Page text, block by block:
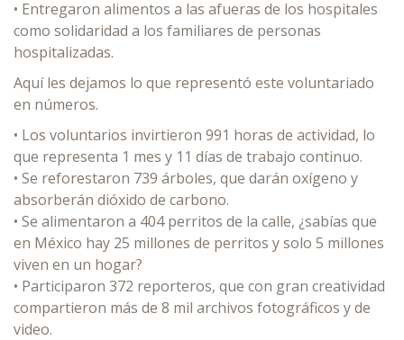
• Entregaron alimentos a las afueras de los hospitales
como solidaridad a los familiares de personas
hospitalizadas.
Aquí les dejamos lo que representó este voluntariado
en números.
• Los voluntarios invirtieron 991 horas de actividad, lo
que representa 1 mes y 11 días de trabajo continuo.
• Se reforestaron 739 árboles, que darán oxígeno y
absorberán dióxido de carbono.
• Se alimentaron a 404 perritos de la calle, ¿sabías que
en México hay 25 millones de perritos y solo 5 millones
viven en un hogar?
• Participaron 372 reporteros, que con gran creatividad
compartieron más de 8 mil archivos fotográficos y de
video.